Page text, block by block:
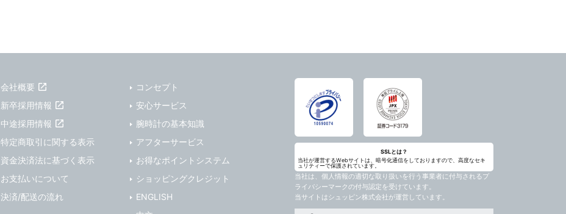
会社概要
新卒採用情報
中途採用情報
特定商取引に関する表示
資金決済法に基づく表示
お支払いについて
決済/配送の流れ
コンセプト
安心サービス
腕時計の基本知識
アフターサービス
お得なポイントシステム
ショッピングクレジット
ENGLISH
SSLとは？
当社が運営するWebサイトは、暗号化通信をしておりますので、高度なセキ
ュリティーで保護されています。
当社は、個人情報の適切な取り扱いを行う事業者に付与されるプ
ライバシーマークの付与認定を受けています。
当サイトはシュッピン株式会社が運営しています。